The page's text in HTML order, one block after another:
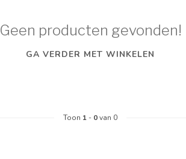
Geen producten gevonden!
GA VERDER MET WINKELEN
Toon 1 - 0van 0